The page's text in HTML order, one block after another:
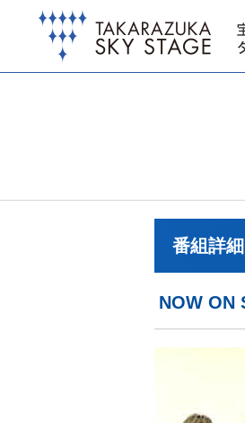
番組詳細
NOW ON